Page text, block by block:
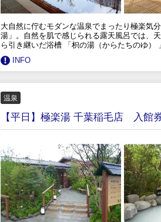
大自然に佇むモダンな温泉でまったり極楽
湯」。自然を肌で感じられる露天風呂では、
ら引き継いだ浴槽 「枳の湯（からたちのゆ
INFO
温泉
【平日】極楽湯 千葉稲毛店 入館